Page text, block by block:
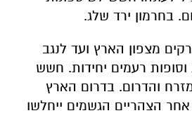
בחרמון ירד שלג.
מצפון הארץ ועד לנגב
וסופות רעמים יחידות. חשש
והדרום. בדרום הארץ
הצהריים הגשמים ייחלשו